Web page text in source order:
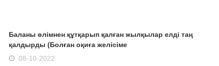
Баланы өлімнен құтқарып қалған жылқылар елді таң
қалдырды (Болған оқиға желісіме
08-10-2022